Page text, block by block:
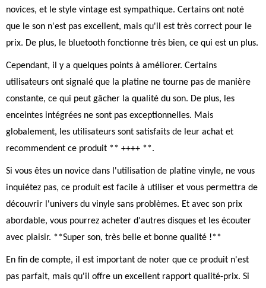
novices, et le style vintage est sympathique. Certains ont noté
que le son n'est pas excellent, mais qu'il est très correct pour le
prix. De plus, le bluetooth fonctionne très bien, ce qui est un plus.
Cependant, il y a quelques points à améliorer. Certains
utilisateurs ont signalé que la platine ne tourne pas de manière
constante, ce qui peut gâcher la qualité du son. De plus, les
enceintes intégrées ne sont pas exceptionnelles. Mais
globalement, les utilisateurs sont satisfaits de leur achat et
recommendent ce produit ** ++++ **.
Si vous êtes un novice dans l'utilisation de platine vinyle, ne vous
inquiétez pas, ce produit est facile à utiliser et vous permettra de
découvrir l'univers du vinyle sans problèmes. Et avec son prix
abordable, vous pourrez acheter d'autres disques et les écouter
avec plaisir. **Super son, très belle et bonne qualité !**
En fin de compte, il est important de noter que ce produit n'est
pas parfait, mais qu'il offre un excellent rapport qualité-prix. Si